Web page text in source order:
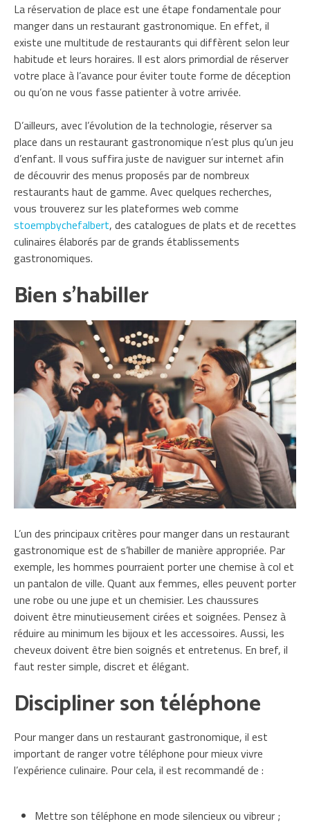
La réservation de place est une étape fondamentale pour
manger dans un restaurant gastronomique. En effet, il
existe une multitude de restaurants qui diffèrent selon leur
habitude et leurs horaires. Il est alors primordial de réserver
votre place à l’avance pour éviter toute forme de déception
ou qu’on ne vous fasse patienter à votre arrivée.
D’ailleurs, avec l’évolution de la technologie, réserver sa
place dans un restaurant gastronomique n’est plus qu’un jeu
d’enfant. Il vous suffira juste de naviguer sur internet afin
de découvrir des menus proposés par de nombreux
restaurants haut de gamme. Avec quelques recherches,
vous trouverez sur les plateformes web comme
stoempbychefalbert, des catalogues de plats et de recettes
culinaires élaborés par de grands établissements
gastronomiques.
Bien s’habiller
L’un des principaux critères pour manger dans un restaurant
gastronomique est de s’habiller de manière appropriée. Par
exemple, les hommes pourraient porter une chemise à col et
un pantalon de ville. Quant aux femmes, elles peuvent porter
une robe ou une jupe et un chemisier. Les chaussures
doivent être minutieusement cirées et soignées. Pensez à
réduire au minimum les bijoux et les accessoires. Aussi, les
cheveux doivent être bien soignés et entretenus. En bref, il
faut rester simple, discret et élégant.
Discipliner son téléphone
Pour manger dans un restaurant gastronomique, il est
important de ranger votre téléphone pour mieux vivre
l’expérience culinaire. Pour cela, il est recommandé de :
Mettre son téléphone en mode silencieux ou vibreur ;